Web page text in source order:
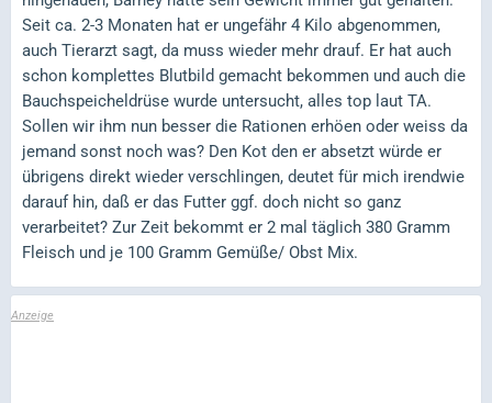
Seit ca. 2-3 Monaten hat er ungefähr 4 Kilo abgenommen,
auch Tierarzt sagt, da muss wieder mehr drauf. Er hat auch
schon komplettes Blutbild gemacht bekommen und auch die
Bauchspeicheldrüse wurde untersucht, alles top laut TA.
Sollen wir ihm nun besser die Rationen erhöen oder weiss da
jemand sonst noch was? Den Kot den er absetzt würde er
übrigens direkt wieder verschlingen, deutet für mich irendwie
darauf hin, daß er das Futter ggf. doch nicht so ganz
verarbeitet? Zur Zeit bekommt er 2 mal täglich 380 Gramm
Fleisch und je 100 Gramm Gemüße/ Obst Mix.